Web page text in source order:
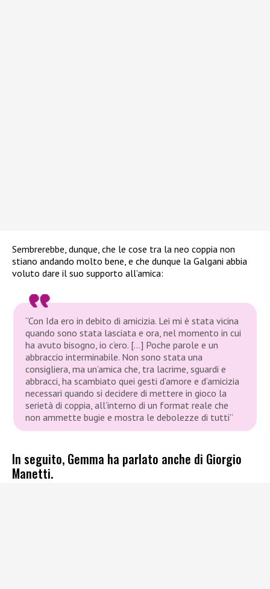
Sembrerebbe, dunque, che le cose tra la neo coppia non
stiano andando molto bene, e che dunque la Galgani abbia
voluto dare il suo supporto all’amica:
“Con Ida ero in debito di amicizia. Lei mi è stata vicina
quando sono stata lasciata e ora, nel momento in cui
ha avuto bisogno, io c’ero. […] Poche parole e un
abbraccio interminabile. Non sono stata una
consigliera, ma un’amica che, tra lacrime, sguardi e
abbracci, ha scambiato quei gesti d’amore e d’amicizia
necessari quando si decidere di mettere in gioco la
serietà di coppia, all’interno di un format reale che
non ammette bugie e mostra le debolezze di tutti”
In seguito, Gemma ha parlato anche di Giorgio
Manetti.